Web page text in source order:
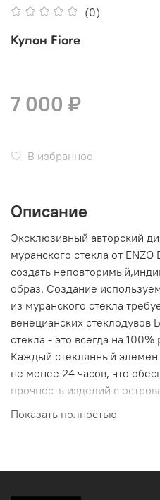
(0)
Кулон Fiore
7 000 ₽
В избранное
Описание
Эксклюзивный авторский
муранского стекла от
создать
образ. Создание
из муранского стекла
венецианских стеклодувов
стекла - это всегда на
Каждый стеклянный
не менее 24 часов, что
прочность изделий с
сохранит свой
Показать полностью